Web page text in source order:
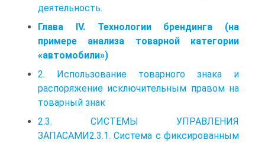
деятельность.
Глава IV. Технологии брендинга (на
примере анализа товарной категории
«автомобили»)
2. Использование товарного знака и
распоряжение исключительным правом на
товарный знак
2.3. СИСТЕМЫ УПРАВЛЕНИЯ
ЗАПАСАМИ2.3.1. Система с фиксированным